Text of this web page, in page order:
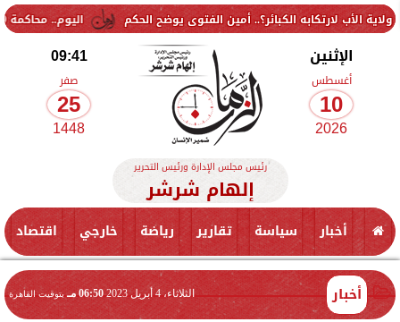
اليوم.. محاكمة 9 متهمين في قضية «جماعة إرهابية» بالتجمع الخامس أمين الفتوى يوضح الحكم
الإثنين
أغسطس
10
2026
09:41
صفر
25
1448
رئيس مجلس الإدارة ورئيس التحرير
إلهام شرشر
أخبار سياسة تقارير رياضة خارجي اقتصاد
أخبار الثلاثاء، 4 أبريل 2023 06:50 مـ بتوقيت القاهرة